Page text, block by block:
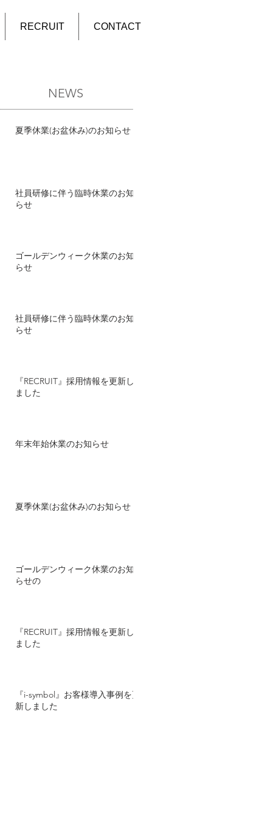
RECRUIT CONTACT
NEWS
夏季休業(お盆休み)のお知らせ
社員研修に伴う臨時休業のお知
らせ
ゴールデンウィーク休業のお知
らせ
社員研修に伴う臨時休業のお知
らせ
『RECRUIT』採用情報を更新し
ました
年末年始休業のお知らせ
夏季休業(お盆休み)のお知らせ
ゴールデンウィーク休業のお知
らせの
『RECRUIT』採用情報を更新し
ました
『i-symbol』お客様導入事例を更
新しました